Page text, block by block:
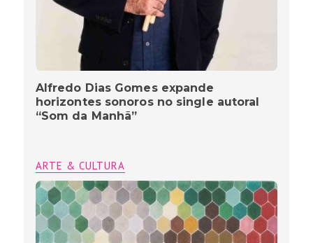
Alfredo Dias Gomes expande
horizontes sonoros no single autoral
“Som da Manhã”
ARTE & CULTURA